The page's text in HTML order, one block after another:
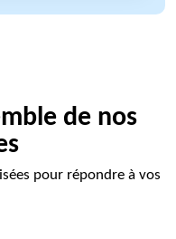
de nos
pour répondre à vos